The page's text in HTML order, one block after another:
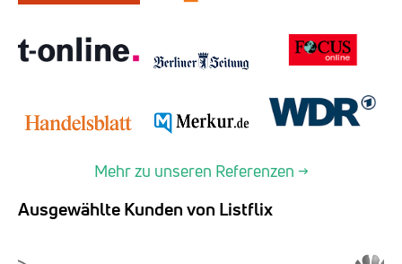
Mehr zu unseren Referenzen →
Ausgewählte Kunden von Listflix